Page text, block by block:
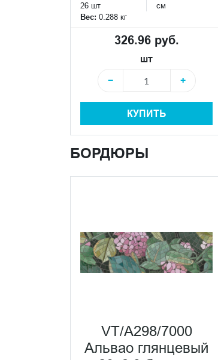
26 шт
см
Вес: 0.288 кг
326.96 руб.
шт
−
+
КУПИТЬ
БОРДЮРЫ
VT/A298/7000
Альвао глянцевый